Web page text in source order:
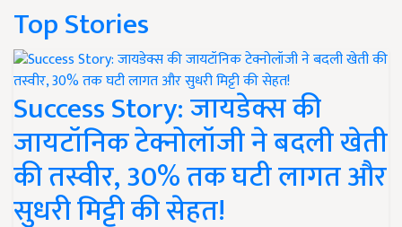
Top Stories
Success Story: जायडेक्स की
जायटॉनिक टेक्नोलॉजी ने बदली खेती
की तस्वीर, 30% तक घटी लागत और
सुधरी मिट्टी की सेहत!